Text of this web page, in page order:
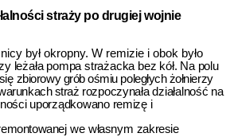
straży po drugiej wojnie
był okropny. W remizie i obok było
leżała pompa strażacka bez kół. Na polu
zbiorowy grób ośmiu poległych żołnierzy
straż rozpoczynała działalność na
uporządkowano remizę i
we własnym zakresie